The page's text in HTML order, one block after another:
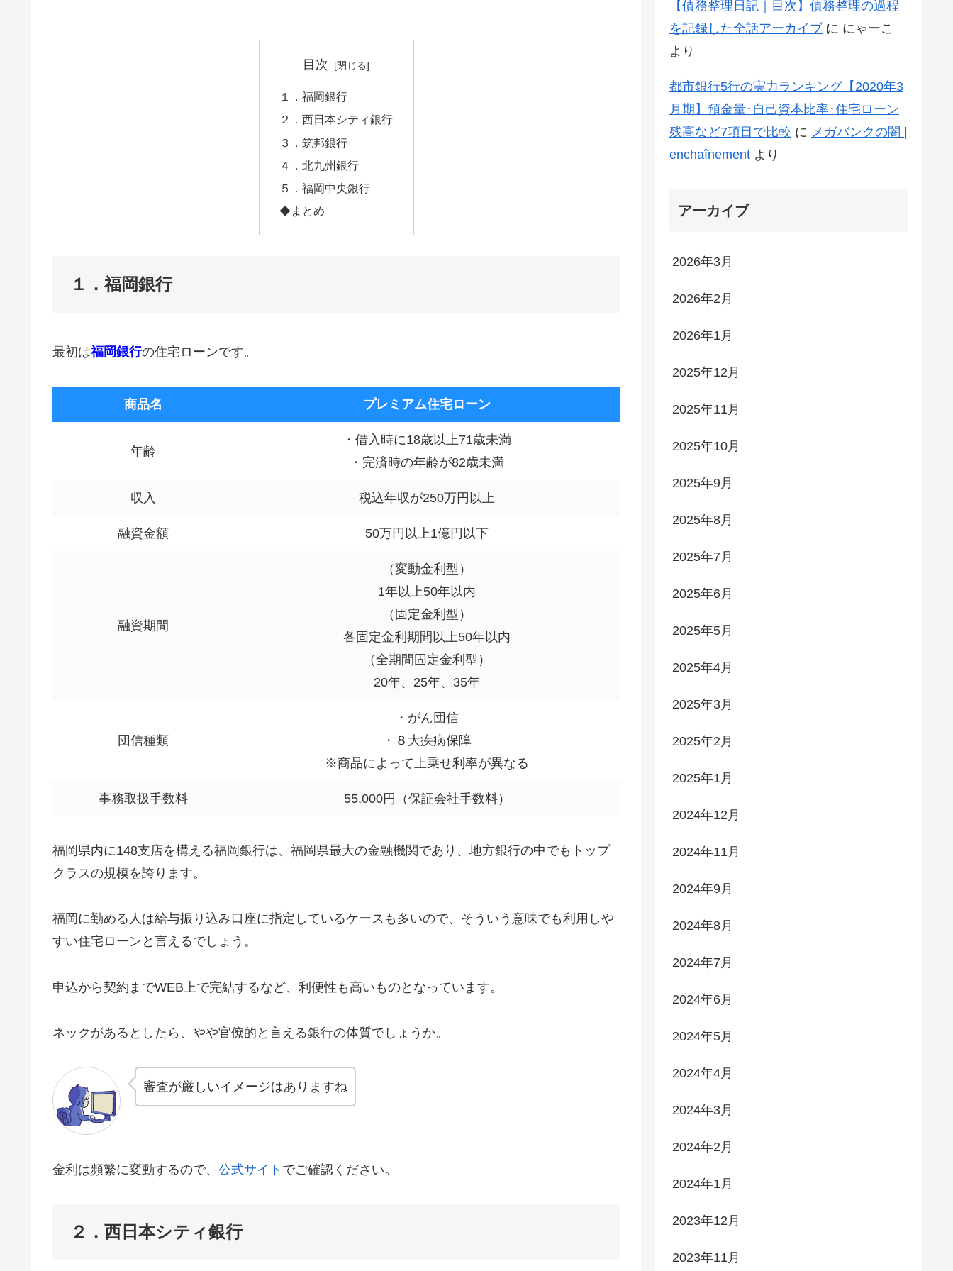
目次
１．福岡銀行
２．西日本シティ銀行
３．筑邦銀行
４．北九州銀行
５．福岡中央銀行
◆まとめ
１．福岡銀行
最初は福岡銀行の住宅ローンです。
商品名 プレミアム住宅ローン
年齢
・借入時に18歳以上71歳未満
・完済時の年齢が82歳未満
収入 税込年収が250万円以上
融資金額 50万円以上1億円以下
融資期間
（変動金利型）
1年以上50年以内
（固定金利型）
各固定金利期間以上50年以内
（全期間固定金利型）
20年、25年、35年
団信種類
・がん団信
・８大疾病保障
※商品によって上乗せ利率が異なる
事務取扱手数料 55,000円（保証会社手数料）
福岡県内に148支店を構える福岡銀行は、福岡県最大の金融機関であり、地方銀行の中でもトップ
クラスの規模を誇ります。
福岡に勤める人は給与振り込み口座に指定しているケースも多いので、そういう意味でも利用しや
すい住宅ローンと言えるでしょう。
申込から契約までWEB上で完結するなど、利便性も高いものとなっています。
ネックがあるとしたら、やや官僚的と言える銀行の体質でしょうか。
審査が厳しいイメージはありますね
金利は頻繁に変動するので、 公式サイト でご確認ください。
２．西日本シティ銀行
【債務整理日記｜目次】債務整理の過程
を記録した全話アーカイブ に にゃーこ
より
都市銀行5行の実力ランキング【2020年3
月期】預金量･自己資本比率･住宅ローン
残高など7項目で比較 に メガバンクの闇 |
enchaînement より
アーカイブ
2026年3月
2026年2月
2026年1月
2025年12月
2025年11月
2025年10月
2025年9月
2025年8月
2025年7月
2025年6月
2025年5月
2025年4月
2025年3月
2025年2月
2025年1月
2024年12月
2024年11月
2024年9月
2024年8月
2024年7月
2024年6月
2024年5月
2024年4月
2024年3月
2024年2月
2024年1月
2023年12月
2023年11月